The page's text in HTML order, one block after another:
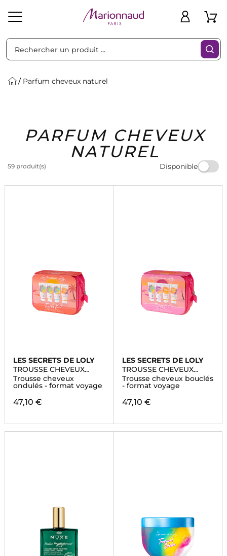
Solaire Homme Marques Idées
Cadeaux
Bons
Plans
Parfum cheveux naturel
PARFUM CHEVEUX
NATUREL
59 produit(s) Disponible
Filtres
LES SECRETS DE LOLY
TROUSSE CHEVEUX
ONDULÉS
Trousse cheveux
ondulés - format voyage
47,10 €
LES SECRETS DE LOLY
TROUSSE CHEVEUX
BOUCLÉS
Trousse cheveux bouclés
- format voyage
47,10 €